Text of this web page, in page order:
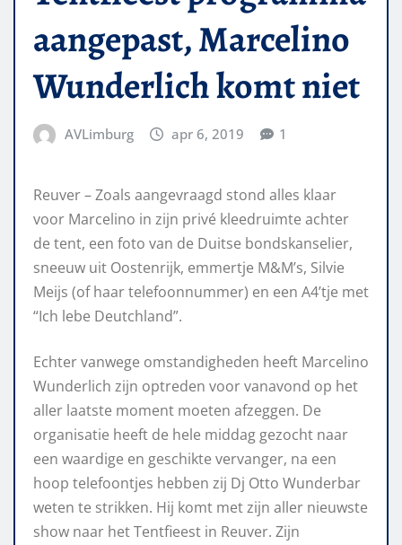
aangepast, Marcelino
Wunderlich komt niet
AVLimburg apr 6, 2019 1
Reuver – Zoals aangevraagd stond alles klaar
voor Marcelino in zijn privé kleedruimte achter
de tent, een foto van de Duitse bondskanselier,
sneeuw uit Oostenrijk, emmertje M&M’s, Silvie
Meijs (of haar telefoonnummer) en een A4’tje met
“Ich lebe Deutchland”.
Echter vanwege omstandigheden heeft Marcelino
Wunderlich zijn optreden voor vanavond op het
aller laatste moment moeten afzeggen. De
organisatie heeft de hele middag gezocht naar
een waardige en geschikte vervanger, na een
hoop telefoontjes hebben zij Dj Otto Wunderbar
weten te strikken. Hij komt met zijn aller nieuwste
show naar het Tentfieest in Reuver. Zijn